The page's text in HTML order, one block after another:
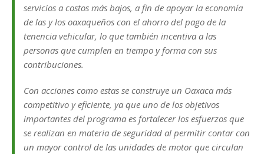
servicios a costos más bajos, a fin de apoyar la economía
de las y los oaxaqueños con el ahorro del pago de la
tenencia vehicular, lo que también incentiva a las
personas que cumplen en tiempo y forma con sus
contribuciones.
Con acciones como estas se construye un Oaxaca más
competitivo y eficiente, ya que uno de los objetivos
importantes del programa es fortalecer los esfuerzos que
se realizan en materia de seguridad al permitir contar con
un mayor control de las unidades de motor que circulan